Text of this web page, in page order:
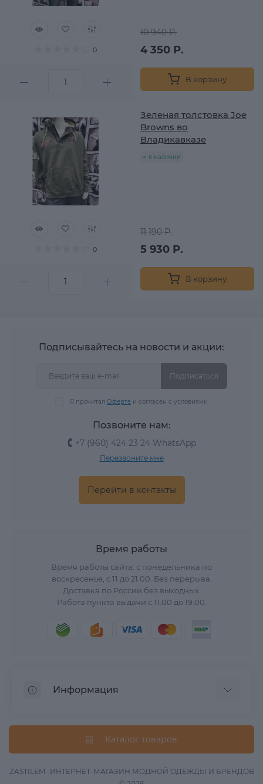
0
10 940 Р.
4 350 Р.
В корзину
0
Зеленая толстовка Joe
Browns во
Владикавказе
в наличии
11 190 Р.
5 930 Р.
В корзину
Подписывайтесь на новости и акции:
Подписаться
Я прочитал Оферта и согласен с условиями
Позвоните нам:
+7 (960) 424 23 24 WhatsApp
Перезвоните мне
Перейти в контакты
Время работы
Время работы сайта: с понедельника по
воскресенье, с 11 до 21.00. Без перерыва.
Доставка по России без выходных.
Работа пункта выдачи с 11.00 до 19.00.
Информация
Информация о доставке
Оферта
Каталог товаров
ZASTILEM- ИНТЕРНЕТ-МАГАЗИН МОДНОЙ ОДЕЖДЫ И БРЕНДОВ